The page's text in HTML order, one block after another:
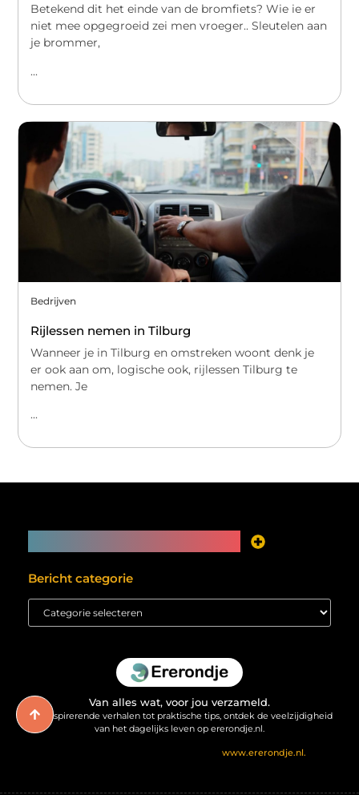
Betekend dit het einde van de bromfiets? Wie ie er
niet mee opgegroeid zei men vroeger.. Sleutelen aan
je brommer,
...
Bedrijven
Rijlessen nemen in Tilburg
Wanneer je in Tilburg en omstreken woont denk je
er ook aan om, logische ook, rijlessen Tilburg te
nemen. Je
...
Bericht categorie
Van alles wat, voor jou verzameld.
Van inspirerende verhalen tot praktische tips, ontdek de veelzijdigheid
van het dagelijks leven op ererondje.nl.
www.ererondje.nl.